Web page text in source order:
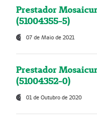
Prestador
(51004355-5)
07 de Maio de 2021
Prestador
(51004352-0)
01 de Outubro de 2020